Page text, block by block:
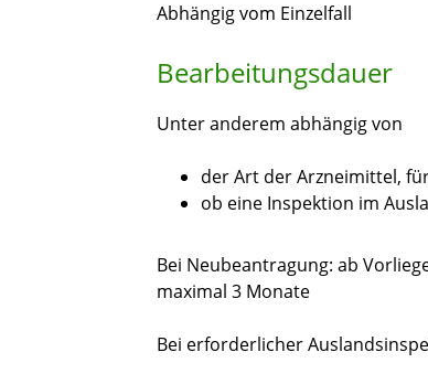
Abhängig vom Einzelfall
Bearbeitungsdauer
Unter anderem abhängig von
der Art der Arzneimittel,
ob eine Inspektion im
Bei Neubeantragung: ab
maximal 3 Monate
Bei erforderlicher